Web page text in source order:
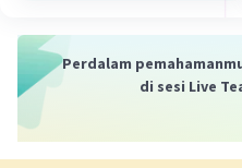
Perdalam
di sesi Live